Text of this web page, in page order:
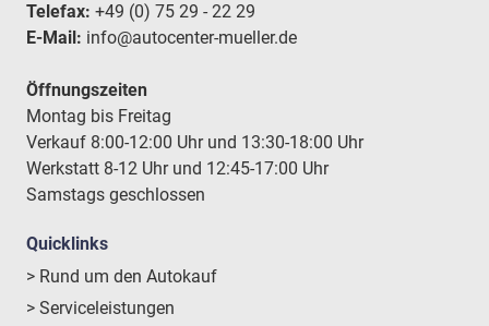
Telefax: +49 (0) 75 29 - 22 29
E-Mail: info@autocenter-mueller.de
Öffnungszeiten
Montag bis Freitag
Verkauf 8:00-12:00 Uhr und 13:30-18:00 Uhr
Werkstatt 8-12 Uhr und 12:45-17:00 Uhr
Samstags geschlossen
Quicklinks
> Rund um den Autokauf
> Serviceleistungen